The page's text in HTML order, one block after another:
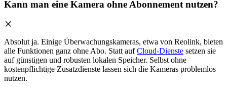
Kann man eine Kamera ohne Abonnement nutzen?
Absolut ja. Einige Überwachungskameras, etwa von Reolink, bieten
alle Funktionen ganz ohne Abo. Statt aufCloud-Dienste setzen sie
auf günstigen und robusten lokalen Speicher. Selbst ohne
kostenpflichtige Zusatzdienste lassen sich die Kameras problemlos
nutzen.